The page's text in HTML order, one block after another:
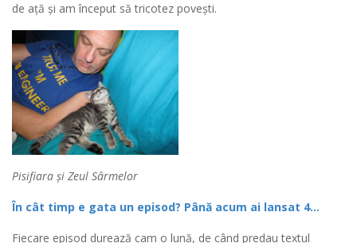
de ață și am început să tricotez povești.
Pisifiara și Zeul Sârmelor
În cât timp e gata un episod? Până acum ai lansat 4…
Fiecare episod durează cam o lună, de când predau textul